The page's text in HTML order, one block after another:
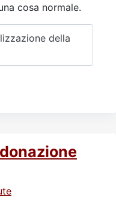
cosa normale.
della